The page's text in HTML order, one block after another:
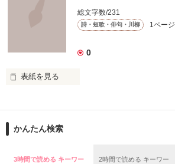
作品を読む
総文字数/231
詩・短歌・俳句・川柳 1ページ
0
表紙を見る
かんたん検索
3時間で読める キーワー
2時間で読める キーワー